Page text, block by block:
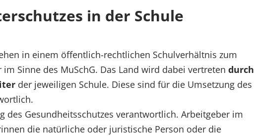
in der Schule
in einem öffentlich-rechtlichen Schulverhältnis zum
Sinne des MuSchG. Das Land wird dabei vertreten durch
der jeweiligen Schule. Diese sind für die Umsetzung des
des Gesundheitsschutzes verantwortlich. Arbeitgeber im
die natürliche oder juristische Person oder die